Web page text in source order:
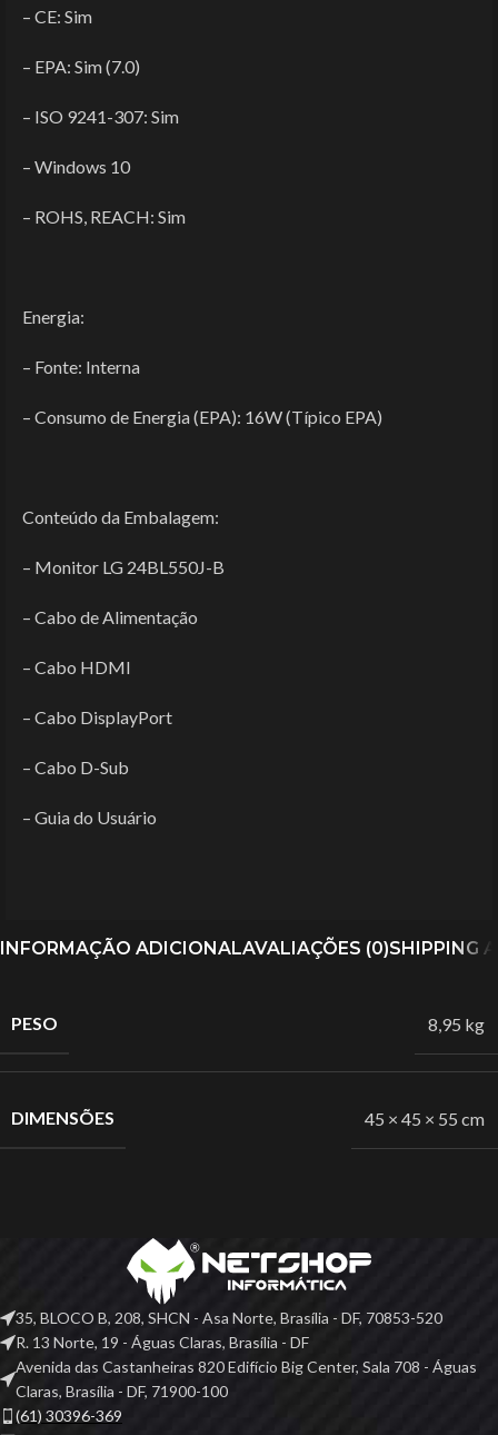
– CE: Sim
– EPA: Sim (7.0)
– ISO 9241-307: Sim
– Windows 10
– ROHS, REACH: Sim
Energia:
– Fonte: Interna
– Consumo de Energia (EPA): 16W (Típico EPA)
Conteúdo da Embalagem:
– Monitor LG 24BL550J-B
– Cabo de Alimentação
– Cabo HDMI
– Cabo DisplayPort
– Cabo D-Sub
– Guia do Usuário
INFORMAÇÃO ADICIONALAVALIAÇÕES (0)SHIPPING
PESO 8,95 kg
DIMENSÕES 45 × 45 × 55 cm
35, BLOCO B, 208, SHCN - Asa Norte, Brasília - DF, 70853-520
R. 13 Norte, 19 - Águas Claras, Brasília - DF
Avenida das Castanheiras 820 Edifício Big Center, Sala 708 - Águas
Claras, Brasília - DF, 71900-100
(61) 30396-369